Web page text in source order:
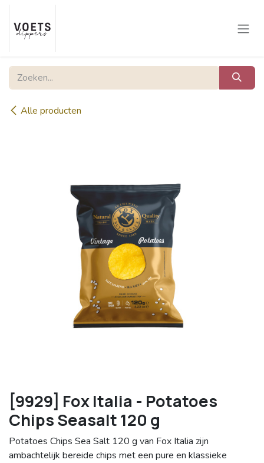
Overslaan naar inhoud
Alle producten
[9929] Fox Italia - Potatoes
Chips Seasalt 120 g
Potatoes Chips Sea Salt 120 g van Fox Italia zijn
ambachtelijk bereide chips met een pure en klassieke